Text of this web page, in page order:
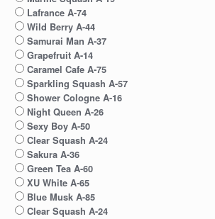
Lafrance A-74
Wild Berry A-44
Samurai Man A-37
Grapefruit A-14
Caramel Cafe A-75
Sparkling Squash A-57
Shower Cologne A-16
Night Queen A-26
Sexy Boy A-50
Clear Squash A-24
Sakura A-36
Green Tea A-60
XU White A-65
Blue Musk A-85
Clear Squash A-24